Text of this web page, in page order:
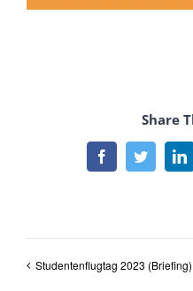
Share
FacebookTwitter
Studentenflugtag 2023 (Briefing)